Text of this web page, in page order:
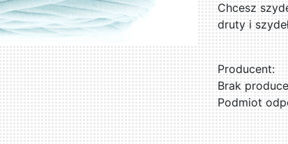
Chcesz
druty i
Producent:
Brak
Podmiot